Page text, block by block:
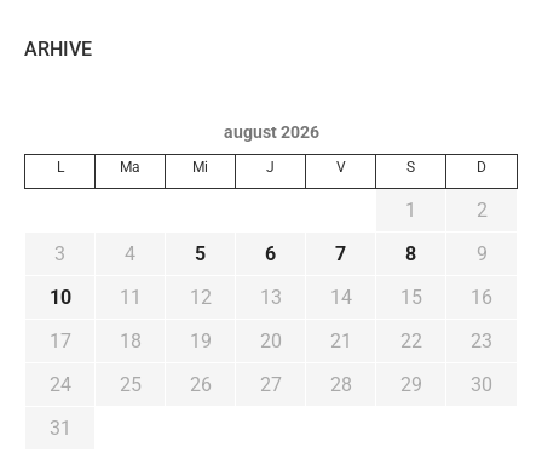
ARHIVE
august 2026
L Ma Mi J V S D
1
2
3
4 5 6 7 8
9
10
11 12 13 14 15
16
17
18 19 20 21 22
23
24
25 26 27 28 29
30
31